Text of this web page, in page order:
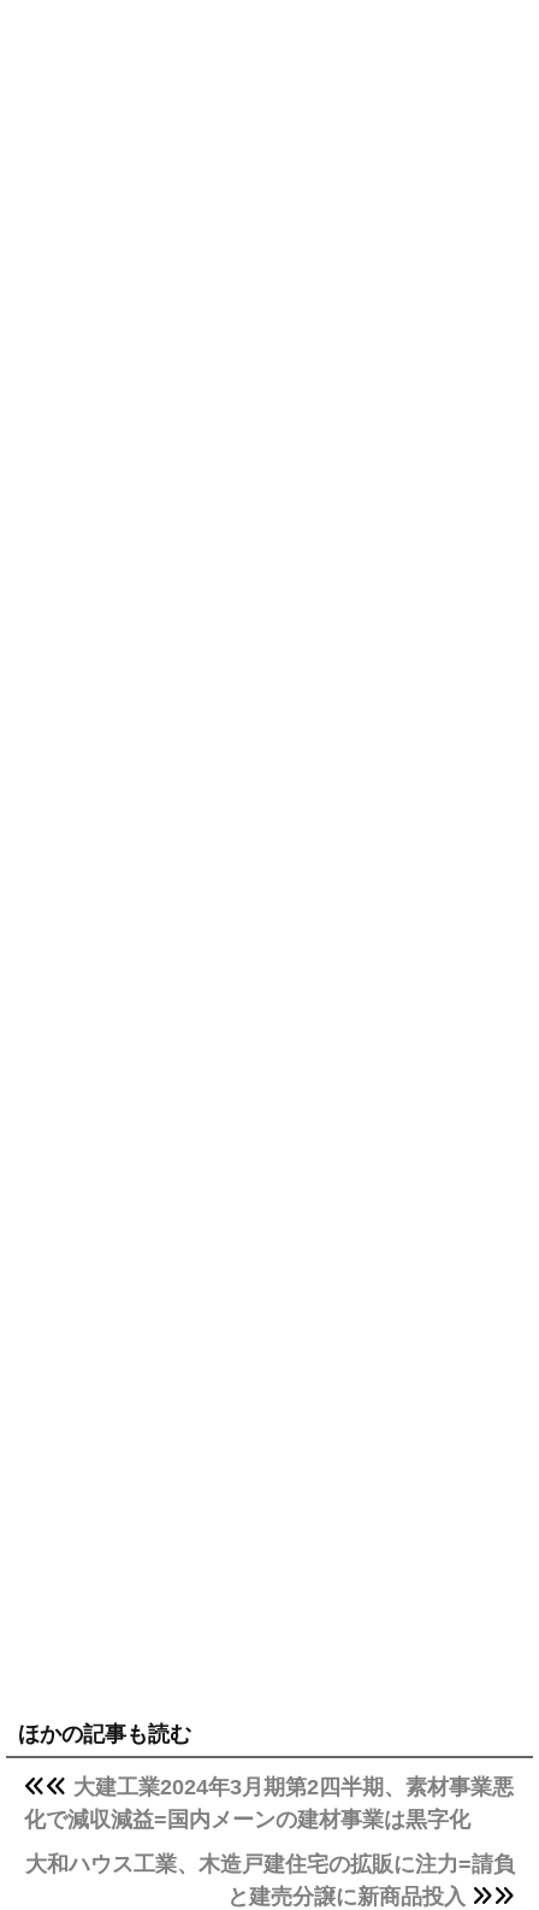
ほかの記事も読む
大建工業2024年3月期第2四半期、素材事業悪
化で減収減益=国内メーンの建材事業は黒字化
大和ハウス工業、木造戸建住宅の拡販に注力=請負
と建売分譲に新商品投入